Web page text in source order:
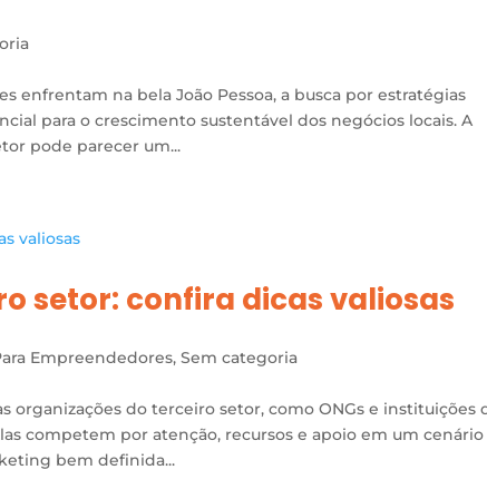
enfrentam na bela João Pessoa, a busca por estratégias
para o crescimento sustentável dos negócios locais. A
pode parecer um...
setor: confira dicas valiosas
Empreendedores,Sem categoria
organizações do terceiro setor, como ONGs e instituições
competem por atenção, recursos e apoio em um cenário
bem definida...